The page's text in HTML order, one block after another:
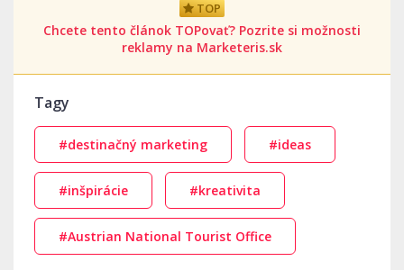
TOP
Chcete tento článok TOPovať? Pozrite si možnosti
reklamy na Marketeris.sk
Tagy
#destinačný marketing #ideas
#inšpirácie #kreativita
#Austrian National Tourist Office